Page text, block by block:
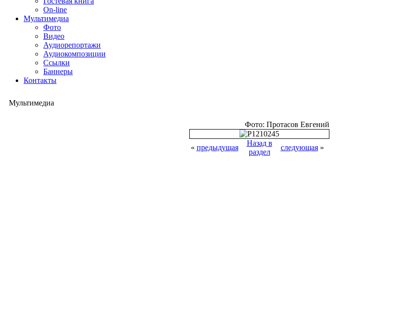
On-line
Мультимедиа
Фото
Видео
Аудиорепортажи
Аудиокомпозиции
Ссылки
Баннеры
Контакты
Мультимедиа
Фото: Протасов Евгений
« предыдущая
Назад в
раздел
следующая»